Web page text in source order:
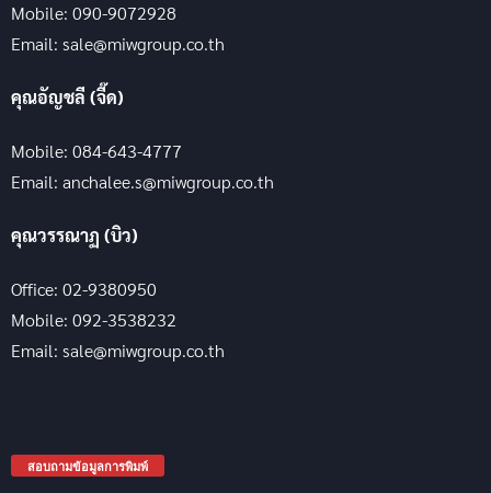
Mobile: 090-9072928
Email: sale@miwgroup.co.th
คุณอัญชลี (จี๊ด)
Mobile: 084-643-4777
Email: anchalee.s@miwgroup.co.th
คุณวรรณาฏ (บิว)
Office: 02-9380950
Mobile: 092-3538232
Email: sale@miwgroup.co.th
สอบถามข้อมูลการพิมพ์